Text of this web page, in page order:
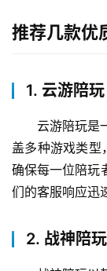
推荐几款优
1. 云游陪玩
云游陪玩是
盖多种游戏类型
确保每一位陪玩
们的客服响应迅
2. 战神陪玩